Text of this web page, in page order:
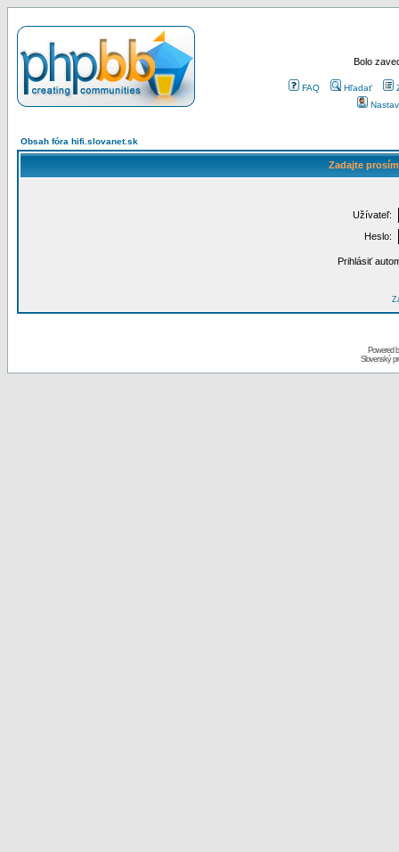
Bolo
FAQ Hľadať
Obsah fóra hifi.slovanet.sk
Zadajte
Užívateľ:
Heslo:
Prihlásiť
Powered
Slovenský